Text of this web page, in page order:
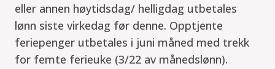
eller annen høytidsdag/ helligdag utbetales
lønn siste virkedag før denne. Opptjente
feriepenger utbetales i juni måned med trekk
for femte ferieuke (3/22 av månedslønn).